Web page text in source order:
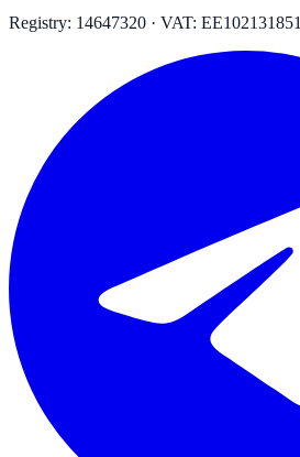
Registry: 14647320 · VAT: EE102131851